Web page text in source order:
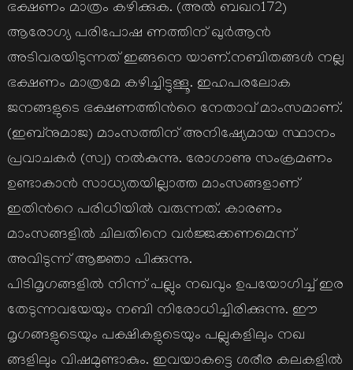
ഭക്ഷണം മാത്രം കഴിക്കുക. (അല്‍ ബഖറ172)
ആരോഗ്യ പരിപോഷ ണത്തിന് ഖുര്‍ആന്‍
അടിവരയിടുന്നത് ഇങ്ങനെ യാണ്.നബിതങ്ങള്‍ നല്ല
ഭക്ഷണം മാത്രമേ കഴിച്ചിട്ടുള്ളൂ. ഇഹപരലോക
ജനങ്ങളുടെ ഭക്ഷണത്തിന്‍റെ നേതാവ് മാംസമാണ്.
(ഇബ്നുമാജ) മാംസത്തിന് അനിഷ്യേമായ സ്ഥാനം
പ്രവാചകര്‍ (സ്വ) നല്‍കുന്നു. രോഗാണു സംക്രമണം
ഉണ്ടാകാന്‍ സാധ്യതയില്ലാത്ത മാംസങ്ങളാണ്
ഇതിന്‍റെ പരിധിയില്‍ വരുന്നത്. കാരണം
മാംസങ്ങളില്‍ ചിലതിനെ വര്‍ജ്ജക്കണമെന്ന്
അവിടുന്ന് ആജ്ഞാ പിക്കുന്നു.
പിടിമൃഗങ്ങളില്‍ നിന്ന് പല്ലും നഖവും ഉപയോഗിച്ച് ഇര
തേടുന്നവയേയും നബി നിരോധിച്ചിരിക്കുന്നു. ഈ
മൃഗങ്ങളുടെയും പക്ഷികളുടെയും പല്ലുകളിലും നഖ
ങ്ങളിലും വിഷമുണ്ടാകും. ഇവയാകട്ടെ ശരീര കലകളില്‍